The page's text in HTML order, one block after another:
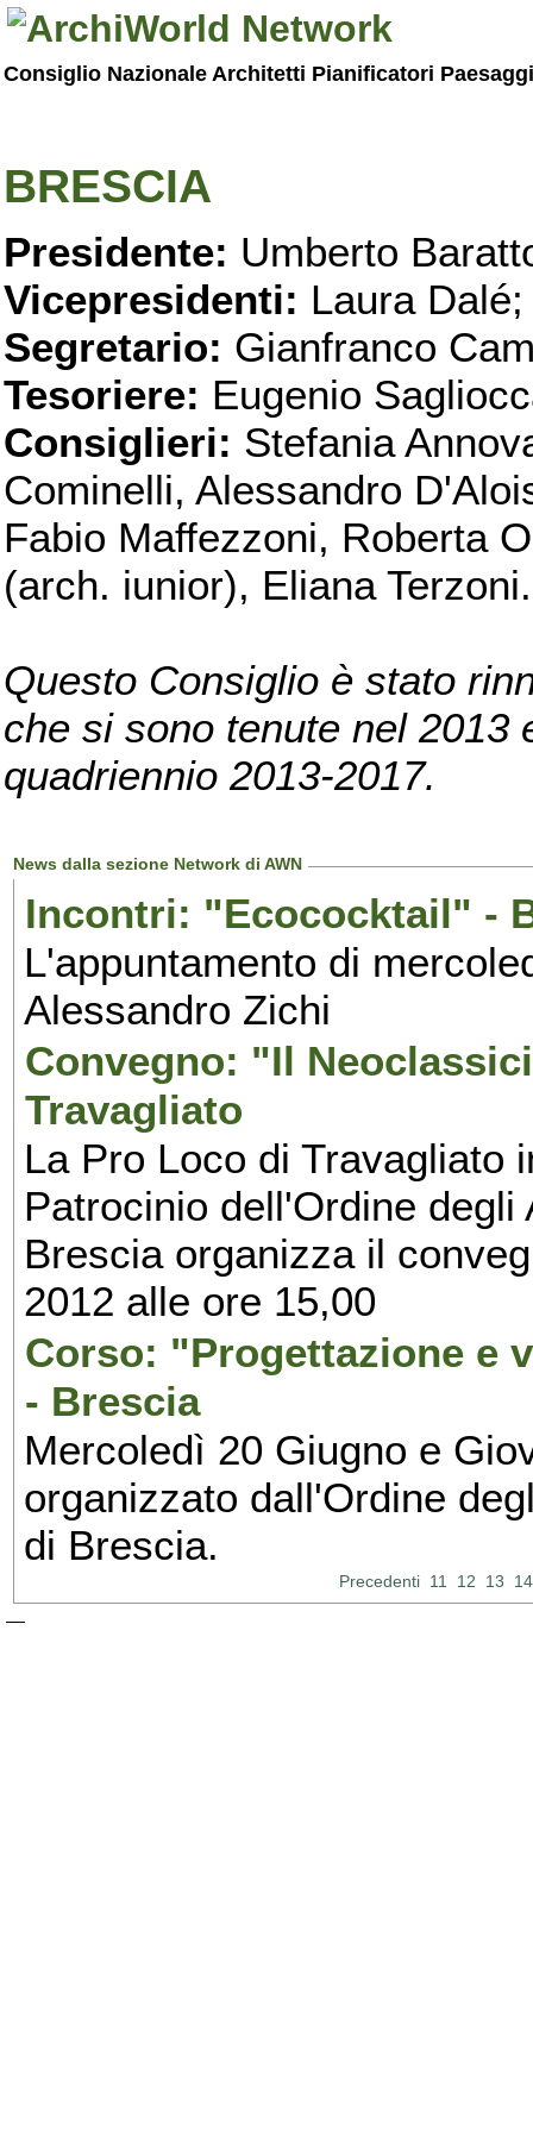
Consiglio Nazionale Architetti Pianificatori
BRESCIA
Presidente: Umberto
Vicepresidenti: Laura Dalé;
Segretario: Gianfranco
Tesoriere: Eugenio
Consiglieri: Stefania
Cominelli, Alessandro
Fabio Maffezzoni, Roberta
(arch. iunior), Eliana Terzoni.
Questo Consiglio è stato
che si sono tenute nel 2013
quadriennio 2013-2017.
News dalla sezione Network di AWN
Incontri: "Ecococktail" -
L'appuntamento di
Alessandro Zichi
Convegno: "Il
Travagliato
La Pro Loco di Travagliato
Patrocinio dell'Ordine
Brescia organizza il
2012 alle ore 15,00
Corso: "Progettazione e
- Brescia
Mercoledì 20 Giugno e
organizzato dall'Ordine
di Brescia.
Precedenti 11 12 13 14